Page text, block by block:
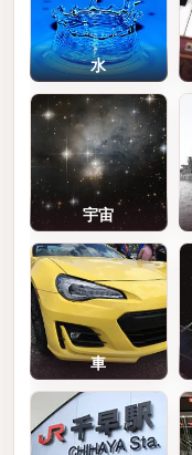
水
宇宙
車